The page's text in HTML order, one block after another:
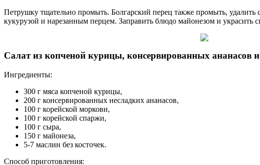
Петрушку тщательно промыть. Болгарский перец также промыть,
кукурузой и нарезанным перцем. Заправить блюдо майонезом и украсить
Салат из копченой курицы, консервированных ананасов
Ингредиенты:
300 г мяса копченой курицы,
200 г консервированных несладких ананасов,
100 г корейской моркови,
100 г корейской спаржи,
100 г сыра,
150 г майонеза,
5-7 маслин без косточек.
Способ приготовления: